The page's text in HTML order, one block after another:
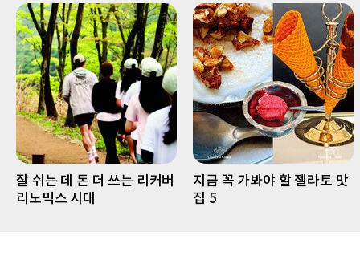
잘 쉬는 데 돈 더 쓰는 리커버
리노믹스 시대
지금 꼭 가봐야 할 젤라토 맛
집 5